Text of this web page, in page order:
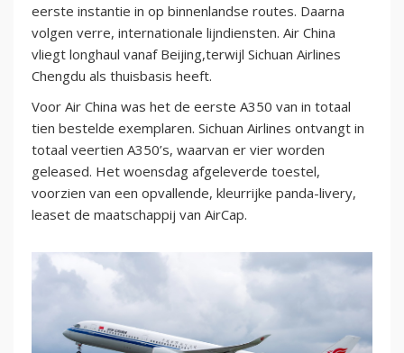
eerste instantie in op binnenlandse routes. Daarna
volgen verre, internationale lijndiensten. Air China
vliegt longhaul vanaf Beijing,terwijl Sichuan Airlines
Chengdu als thuisbasis heeft.
Voor Air China was het de eerste A350 van in totaal
tien bestelde exemplaren. Sichuan Airlines ontvangt in
totaal veertien A350’s, waarvan er vier worden
geleased. Het woensdag afgeleverde toestel,
voorzien van een opvallende, kleurrijke panda-livery,
leaset de maatschappij van AirCap.